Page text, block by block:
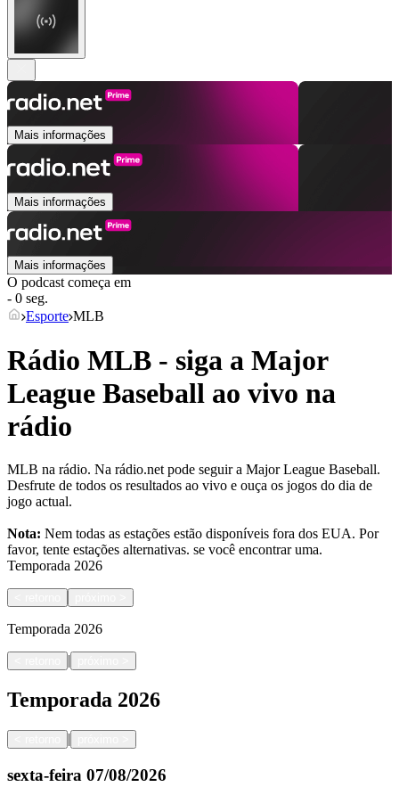
Mais informações
Mais informações
Mais informações
O podcast começa em
- 0 seg.
Esporte MLB
Rádio MLB - siga a Major
League Baseball ao vivo na
rádio
MLB na rádio. Na rádio.net pode seguir a Major League Baseball.
Desfrute de todos os resultados ao vivo e ouça os jogos do dia de
jogo actual.
Nota: Nem todas as estações estão disponíveis fora dos EUA. Por
favor, tente estações alternativas. se você encontrar uma.
Temporada 2026
Temporada 2026
|
Temporada 2026
|
sexta-feira 07/08/2026